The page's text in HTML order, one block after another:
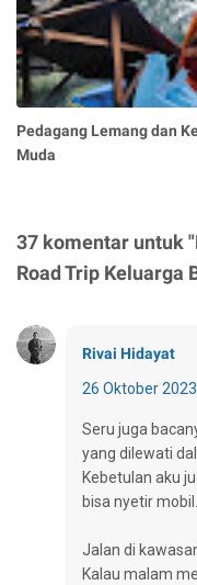
Pedagang Lemang dan
Muda
37 komentar untuk
Road Trip Keluarga
Rivai Hidayat
26 Oktober
Seru juga
yang dilewati
Kebetulan aku
bisa nyetir
Jalan di
Kalau malam